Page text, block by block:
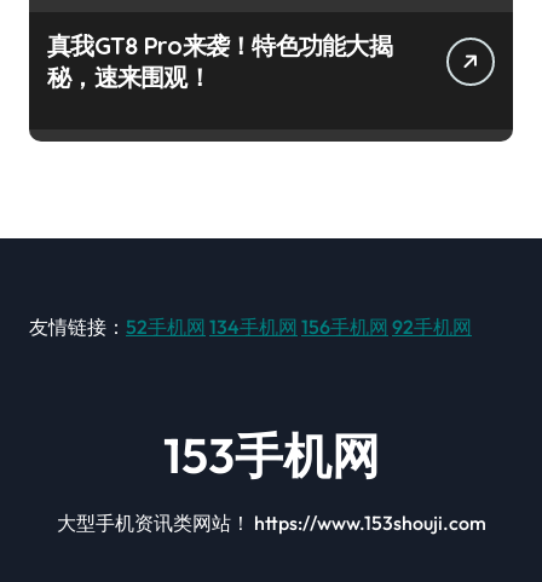
真我GT8 Pro来袭！特色功能大揭
秘，速来围观！
友情链接： 52手机网 134手机网 156手机网 92手机网
153手机网
大型手机资讯类网站！ https://www.153shouji.com